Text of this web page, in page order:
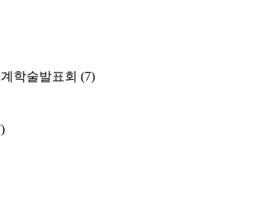
학술발표회 (7)